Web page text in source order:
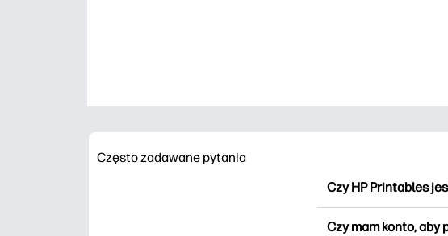
Często zadawane pytania
Czy HP Printables
Czy mam konto, aby